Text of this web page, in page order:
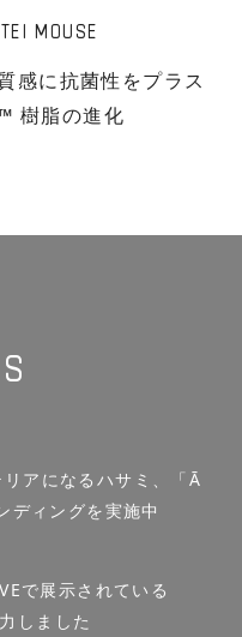
MOUSE
感に抗菌性をプラス
樹脂の進化
アになるハサミ、「Ā
ィングを実施中
で展示されている
しました